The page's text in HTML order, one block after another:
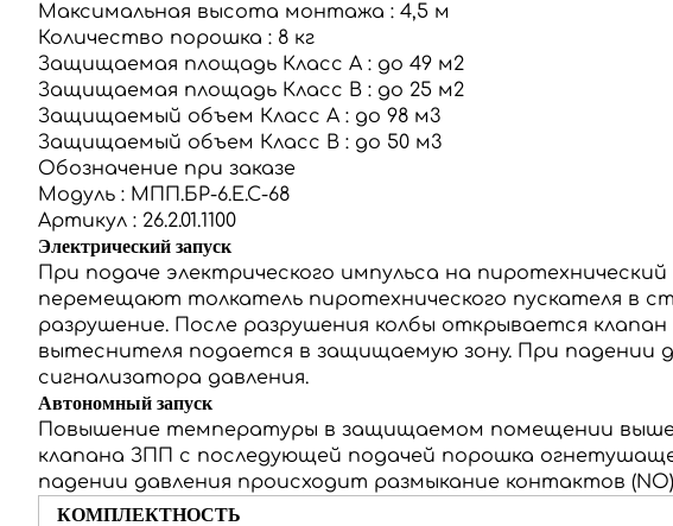
Максимальная высота монтажа : 4,5 м
Количество порошка : 8 кг
Защищаемая площадь Класс А : до 49 м2
Защищаемая площадь Класс В : до 25 м2
Защищаемый объем Класс А : до 98 м3
Защищаемый объем Класс В : до 50 м3
Обозначение при заказе
Модуль : МПП.БР-6.Е.С-68
Артикул : 26.2.01.1100
Электрический запуск
При подаче электрического импульса на
перемещают толкатель пиротехнического пускателя в
разрушение. После разрушения колбы открывается
вытеснителя подается в защищаемую зону. При падении
сигнализатора давления.
Автономный запуск
Повышение температуры в защищаемом помещении выше
клапана ЗПП с последующей подачей порошка
падении давления происходит размыкание контактов
КОМПЛЕКТНОСТЬ